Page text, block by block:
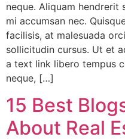
neque. Aliquam hendrerit
mi accumsan nec.
facilisis, at malesuada
sollicitudin cursus. Ut et
a text link libero tempus
neque, […]
15 Best
About Real